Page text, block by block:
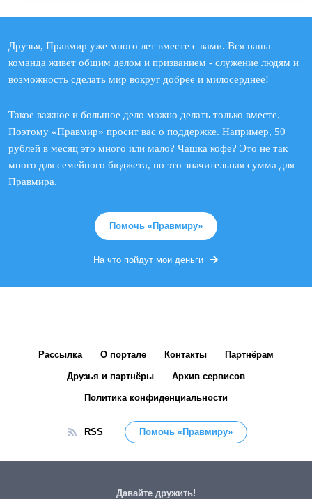
Друзья, Правмир уже много лет вместе с вами. Вся наша
команда живет общим делом и призванием - служение людям и
возможность сделать мир вокруг добрее и милосерднее!
Такое важное и большое дело можно делать только вместе.
Поэтому «Правмир» просит вас о поддержке. Например, 50
рублей в месяц это много или мало? Чашка кофе? Это не так
много для семейного бюджета, но это значительная сумма для
Правмира.
Помочь «Правмиру»
На что пойдут мои деньги
Рассылка О портале Контакты Партнёрам
Друзья и партнёры Архив сервисов
Политика конфиденциальности
RSS Помочь «Правмиру»
Давайте дружить!